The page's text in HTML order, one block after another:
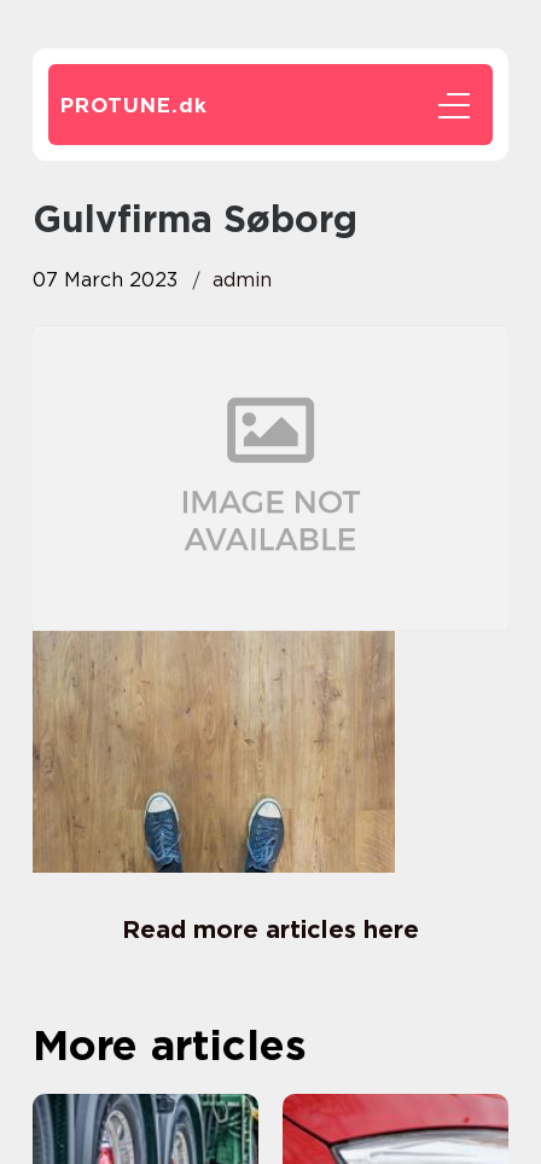
PROTUNE.dk
Gulvfirma Søborg
07 March 2023 admin
Read more articles here
More articles